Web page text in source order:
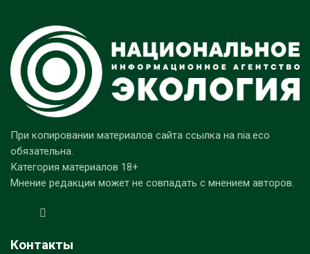
При копировании материалов сайта ссылка на nia.eco
обязательна.
Категория материалов 18+
Мнение редакции может не совпадать с мнением авторов.
Контакты